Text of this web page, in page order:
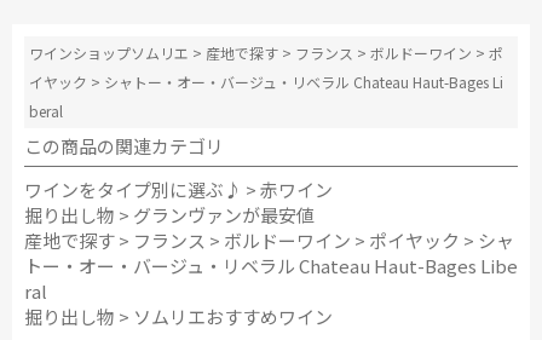
ワインショップソムリエ > 産地で探す > フランス >ボルドーワイン >ポ
イヤック > シャトー・オー・バージュ・リベラル Chateau Haut-Bages Li
beral
この商品の関連カテゴリ
ワインをタイプ別に選ぶ♪ >赤ワイン
掘り出し物 > グランヴァンが最安値
産地で探す> フランス > ボルドーワイン > ポイヤック > シャ
トー・オー・バージュ・リベラル Chateau Haut-Bages Libe
ral
掘り出し物 > ソムリエおすすめワイン